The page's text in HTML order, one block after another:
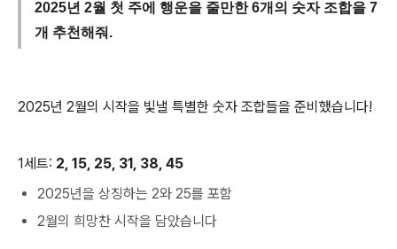
2025년 2월 첫 주에 행운을 줄만한 6개의 숫자 조합을 7
개 추천해줘.
2025년 2월의 시작을 빛낼 특별한 숫자 조합들을 준비했습니다!
1세트: 2, 15, 25, 31, 38, 45
2025년을 상징하는 2와 25를 포함
2월의 희망찬 시작을 담았습니다